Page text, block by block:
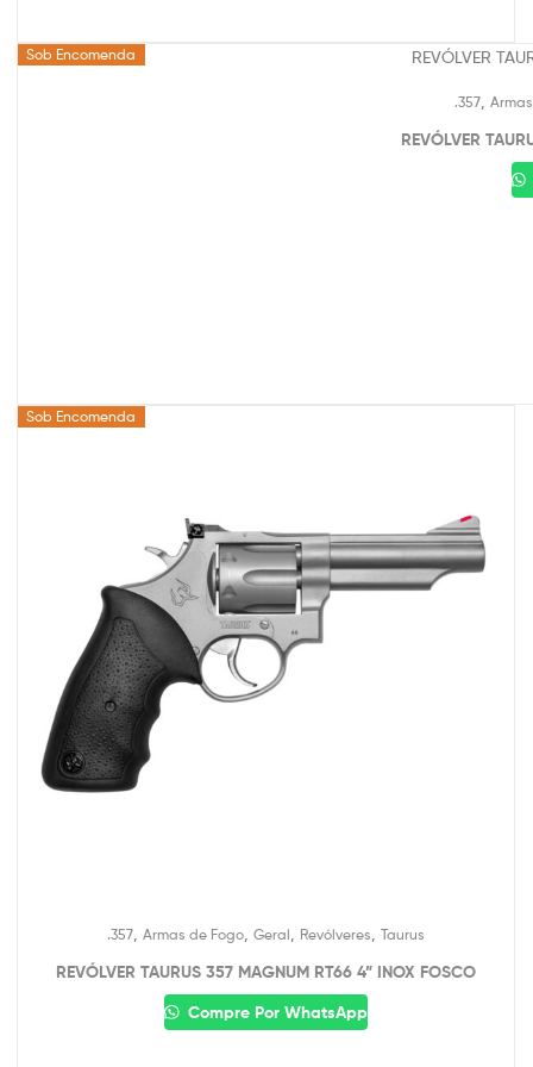
Sob Encomenda
.357,
REVÓLVER
Sob Encomenda
.357 Armas de Fogo Geral Revólveres Taurus
REVÓLVER TAURUS 357 MAGNUM RT66 4” INOX FOSCO
Compre Por WhatsApp